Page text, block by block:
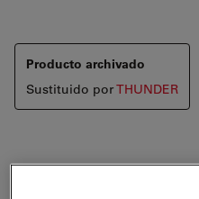
Producto archivado
Sustituido porTHUNDER